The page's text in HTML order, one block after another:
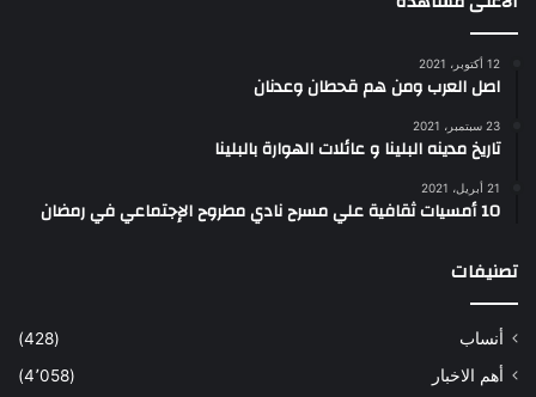
12 أكتوبر، 2021
اصل العرب ومن هم قحطان وعدنان
23 سبتمبر، 2021
تاريخ مدينه البلينا و عائلات الهوارة بالبلينا
21 أبريل، 2021
10 أمسيات ثقافية علي مسرح نادي مطروح الإجتماعي في رمضان
تصنيفات
أنساب
(428)
أهم الاخبار
(4٬058)